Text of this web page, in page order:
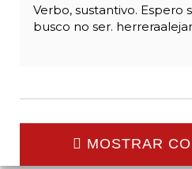
Verbo, sustantivo. Espero
busco no ser.
MOSTRAR